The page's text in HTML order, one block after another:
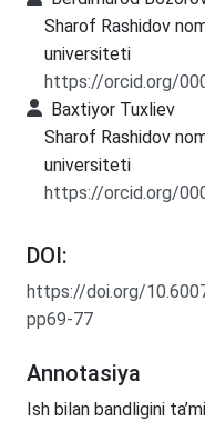
Sharof Rashidov
universiteti
https://orcid.org/
Baxtiyor Tuxliev
Sharof Rashidov
universiteti
https://orcid.org/
DOI:
https://doi.org/
pp69-77
Annotasiya
Ish bilan bandligini